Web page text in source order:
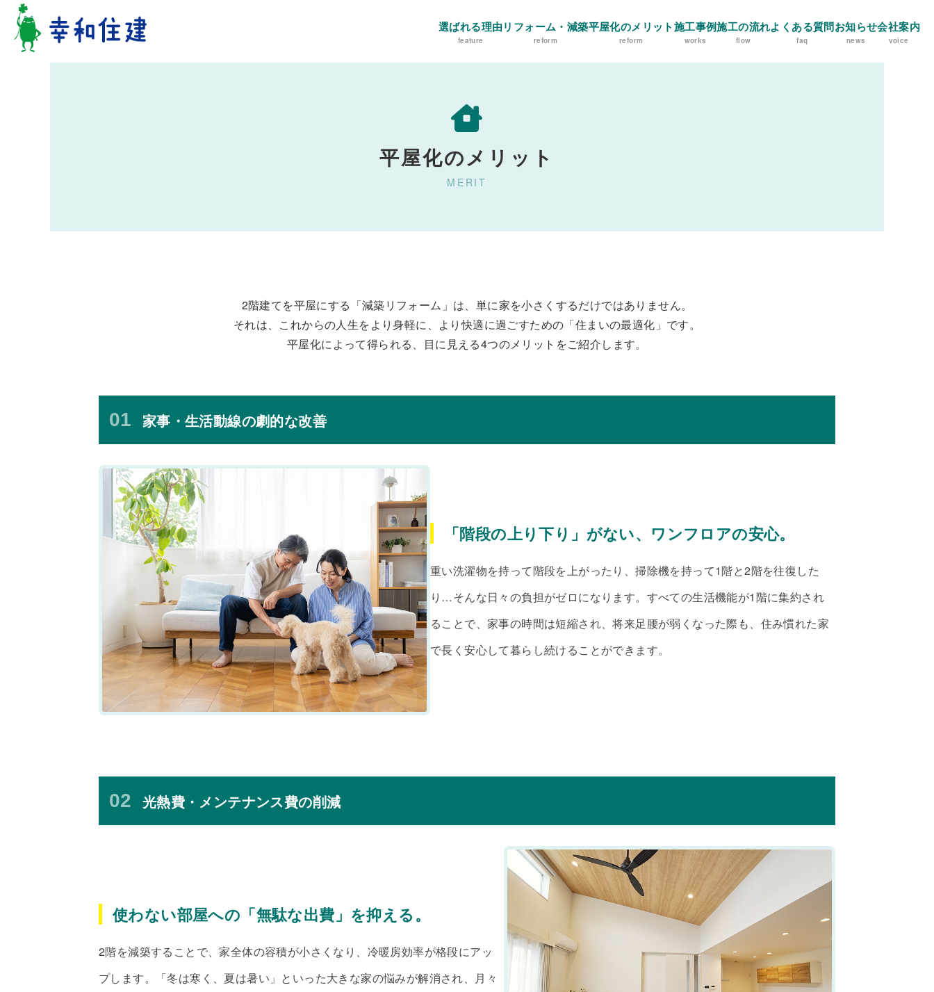
選ばれる理由
feature
リフォーム・減築
reform
平屋化のメリット
reform
施工事例
works
施工の流れ
flow
よくある質問
faq
お知らせ
news
会社案内
voice
平屋化のメリット
MERIT
2階建てを平屋にする「減築リフォーム」は、単に家を小さくするだけではありません。
それは、これからの人生をより身軽に、より快適に過ごすための「住まいの最適化」です。
平屋化によって得られる、目に見える4つのメリットをご紹介します。
01 家事・生活動線の劇的な改善
「階段の上り下り」がない、ワンフロアの安心。
重い洗濯物を持って階段を上がったり、掃除機を持って1階と2階を往復した
り…そんな日々の負担がゼロになります。すべての生活機能が1階に集約され
ることで、家事の時間は短縮され、将来足腰が弱くなった際も、住み慣れた家
で長く安心して暮らし続けることができます。
02 光熱費・メンテナンス費の削減
使わない部屋への「無駄な出費」を抑える。
2階を減築することで、家全体の容積が小さくなり、冷暖房効率が格段にアッ
プします。「冬は寒く、夏は暑い」といった大きな家の悩みが解消され、月々